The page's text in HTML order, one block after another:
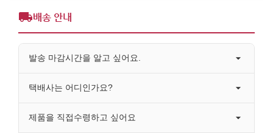
배송 안내
발송 마감시간을 알고 싶어요.
택배사는 어디인가요?
제품을 직접수령하고 싶어요